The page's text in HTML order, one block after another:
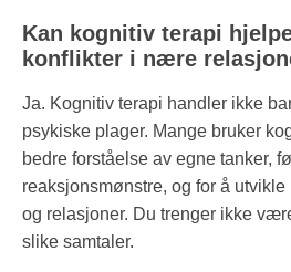
Kan kognitiv terapi
konflikter i nære
Ja. Kognitiv terapi handler ikke
psykiske plager. Mange bruker
bedre forståelse av egne tanker,
reaksjonsmønstre, og for å
og relasjoner. Du trenger ikke
slike samtaler.